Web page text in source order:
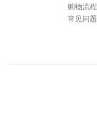
购物流程
常见问题